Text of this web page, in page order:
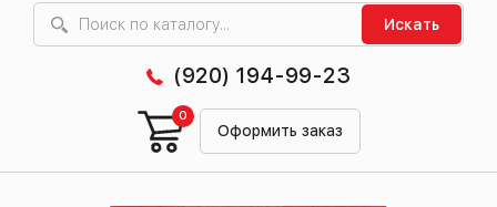
Искать
(920) 194-99-23
Оформить заказ
0